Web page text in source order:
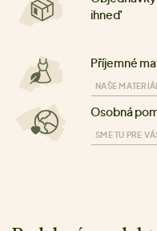
ihneď
Příjemné
NAŠE
Osobná
SME TU PRE